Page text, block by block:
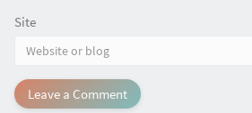
Site
Leave a Comment